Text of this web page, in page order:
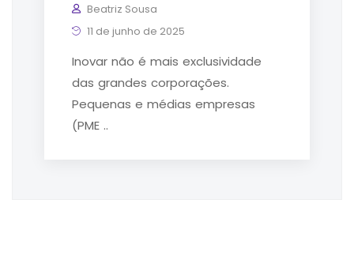
Beatriz Sousa
11 de junho de 2025
Inovar não é mais exclusividade
das grandes corporações.
Pequenas e médias empresas
(PME ..